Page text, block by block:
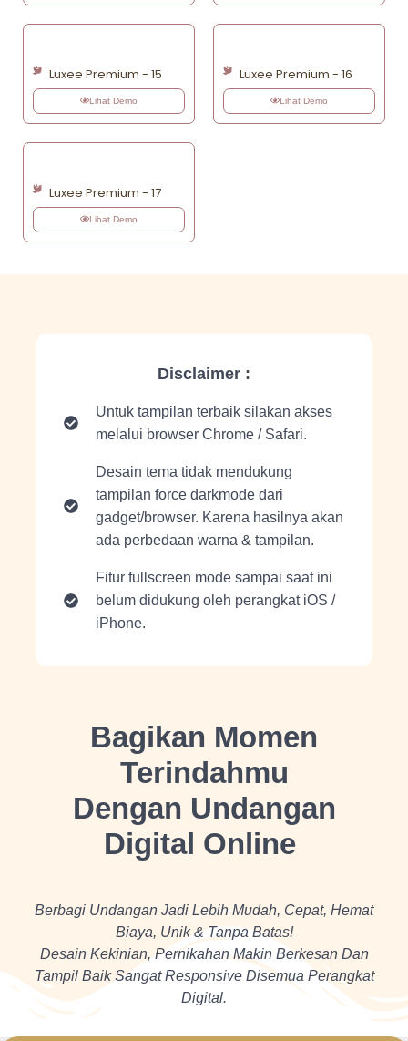
Luxee Premium - 15
Lihat Demo
Luxee Premium - 16
Lihat Demo
Luxee Premium - 17
Lihat Demo
Disclaimer :
Untuk tampilan terbaik silakan akses
melalui browser Chrome / Safari.
Desain tema tidak mendukung
tampilan force darkmode dari
gadget/browser. Karena hasilnya akan
ada perbedaan warna & tampilan.
Fitur fullscreen mode sampai saat ini
belum didukung oleh perangkat iOS /
iPhone.
Bagikan Momen
Terindahmu
Dengan Undangan
Digital Online
Berbagi Undangan Jadi Lebih Mudah, Cepat, Hemat
Biaya, Unik & Tanpa Batas!
Desain Kekinian, Pernikahan Makin Berkesan Dan
Tampil Baik Sangat Responsive Disemua Perangkat
Digital.